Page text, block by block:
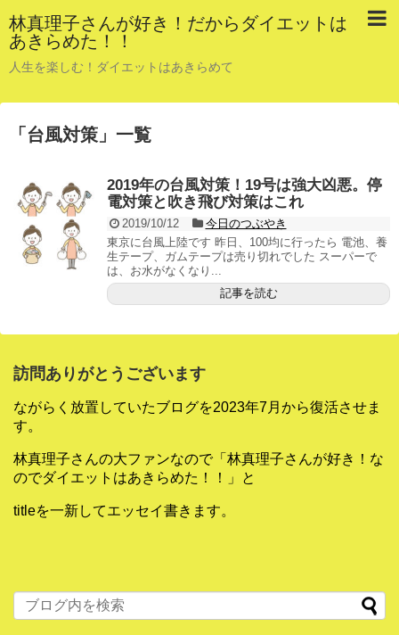
林真理子さんが好き！だからダイエットは
あきらめた！！
人生を楽しむ！ダイエットはあきらめて
「 台風対策 」 一覧
2019年の台風対策！19号は強大凶悪。停
電対策と吹き飛び対策はこれ
2019/10/12
今日のつぶやき
東京に台風上陸です 昨日、100均に行ったら 電池、養
生テープ、ガムテープは売り切れでした スーパーで
は、お水がなくなり...
記事を読む
訪問ありがとうございます
ながらく放置していたブログを2023年7月から復活させま
す。
林真理子さんの大ファンなので「林真理子さんが好き！な
のでダイエットはあきらめた！！」と
titleを一新してエッセイ書きます。